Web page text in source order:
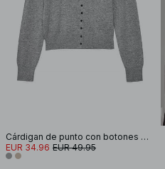
Cárdigan de punto con botones ondulados
EUR 34.96 EUR 49.95